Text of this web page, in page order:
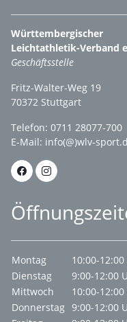
Württembergischer
Leichtathletik-Verband
Geschäftsstelle
Fritz-Walter-Weg 19
70372 Stuttgart
Telefon: 0711 28077-700
E-Mail: info(@)wlv-
Montag
10:00-
Dienstag
9:00-12:00
Mittwoch
10:00-
Donnerstag 9:00-12:00